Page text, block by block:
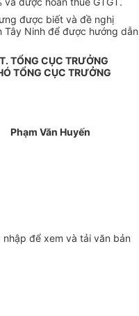
được biết và đề nghị
Tây Ninh để được hướng dẫn
TỔNG CỤC TRƯỞNG
TỔNG CỤC TRƯỞNG
Phạm Văn Huyến
nhập để xem và tải văn bản